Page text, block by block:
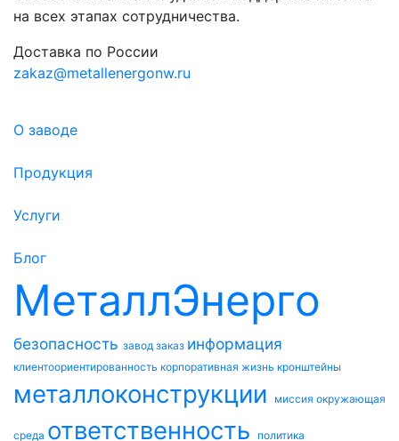
на всех этапах сотрудничества.
Доставка по России
zakaz@metallenergonw.ru
О заводе
Продукция
Услуги
Блог
МеталлЭнерго
безопасность завод заказ информация
клиентоориентированность корпоративная жизнь кронштейны
металлоконструкции миссия окружающая
среда ответственность политика